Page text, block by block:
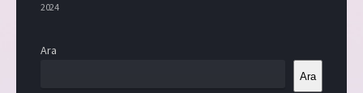
2024
Ara
Ara